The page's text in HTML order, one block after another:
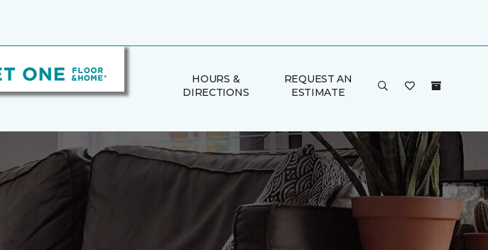
HOURS &
DIRECTIONS
REQUEST AN
ESTIMATE